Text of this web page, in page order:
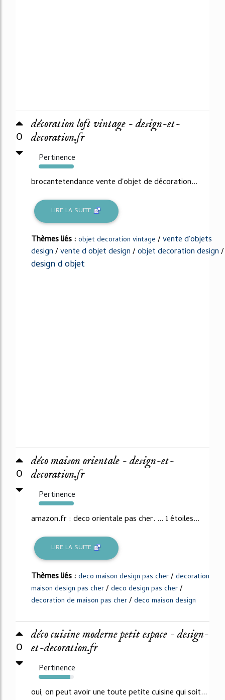
0
décoration loft vintage - design-et-
decoration.fr
Pertinence
419%
brocantetendance vente d'objet de décoration...
LIRE LA SUITE
Thèmes liés : objet decoration vintage /vente d'objets
design/vente d objet design/objet decoration design/
design d objet
0
déco maison orientale - design-et-
decoration.fr
Pertinence
364%
amazon.fr : deco orientale pas cher. ... 1 étoiles...
LIRE LA SUITE
Thèmes liés : deco maison design pas cher/decoration
maison design pas cher/deco design pas cher/
decoration de maison pas cher/deco maison design
0
déco cuisine moderne petit espace - design-
et-decoration.fr
Pertinence
90%
oui, on peut avoir une toute petite cuisine qui soit...